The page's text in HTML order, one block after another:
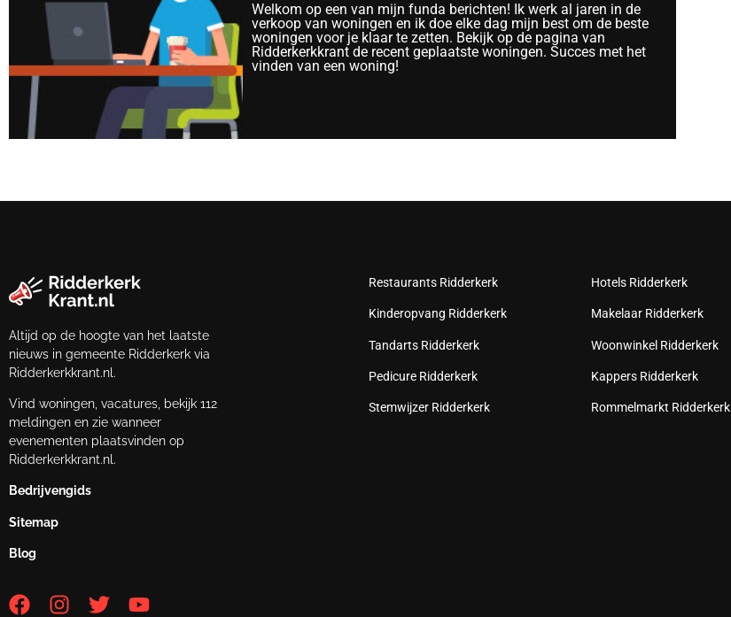
Welkom op een van mijn funda berichten! Ik werk al jaren in de
verkoop van woningen en ik doe elke dag mijn best om de beste
woningen voor je klaar te zetten. Bekijk op de pagina van
Ridderkerkkrant de recent geplaatste woningen. Succes met het
vinden van een woning!
Altijd op de hoogte van het laatste
nieuws in gemeente Ridderkerk via
Ridderkerkkrant.nl.
Vind woningen, vacatures, bekijk 112
meldingen en zie wanneer
evenementen plaatsvinden op
Ridderkerkkrant.nl.
Bedrijvengids
Sitemap
Blog
Restaurants Ridderkerk
Kinderopvang Ridderkerk
Tandarts Ridderkerk
Pedicure Ridderkerk
Stemwijzer Ridderkerk
Hotels Ridderkerk
Makelaar Ridderkerk
Woonwinkel Ridderkerk
Kappers Ridderkerk
Rommelmarkt Ridderkerk